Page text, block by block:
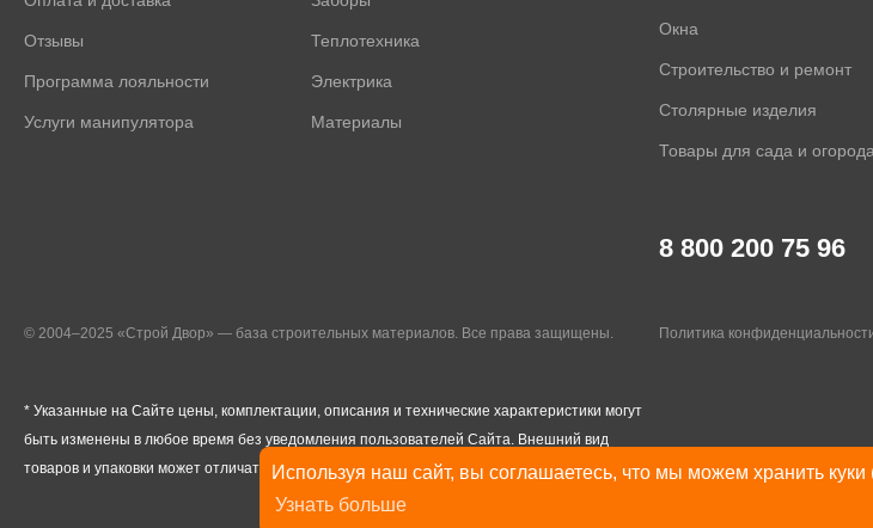
Используя наш сайт, вы соглашаетесь, что мы можем хранить
Узнать больше
Отзывы
Программа лояльности
Услуги манипулятора
Теплотехника
Электрика
Материалы
Окна
Строительство и ремонт
Столярные изделия
Товары для сада и огорода
8 800 200 75 96
© 2004–2025 «Строй Двор» — база строительных материалов. Все права защищены. Политика
* Указанные на Сайте цены, комплектации, описания и технические характеристики могут
быть изменены в любое время без уведомления пользователей Сайта. Внешний вид
товаров и упаковки может отличаться от изображенных на Сайте.